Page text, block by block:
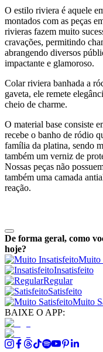
O estilo riviera é aquele
montados com as peças
rivieras fazem muito
cravações, permitindo
abrangendo diversos
impactante e glamoroso.
Colar riviera banhada a
gaveta, ele remete
cheio de charme.
O material base consiste
recebe o banho de ródio
família da platina, sendo
também um verniz de
Nossas peças não
também uma camada
reação.
De forma geral, como
hoje?
Muito
Insatisfeito
Regular
Satisfeito
Muito
BAIXE O APP: